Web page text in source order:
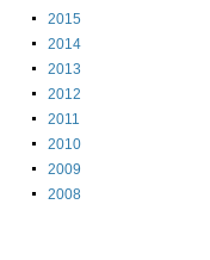
2015
2014
2013
2012
2011
2010
2009
2008